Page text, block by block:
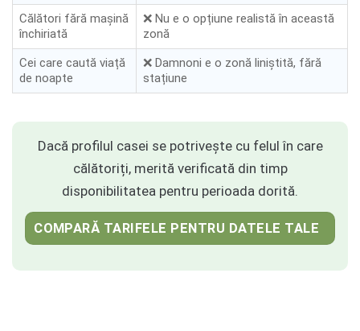
Călători fără mașină
închiriată
❌ Nu e o opțiune realistă în această
zonă
Cei care caută viață
de noapte
❌ Damnoni e o zonă liniștită, fără
stațiune
Dacă profilul casei se potrivește cu felul în care
călătoriți, merită verificată din timp
disponibilitatea pentru perioada dorită.
COMPARĂ TARIFELE PENTRU DATELE TALE